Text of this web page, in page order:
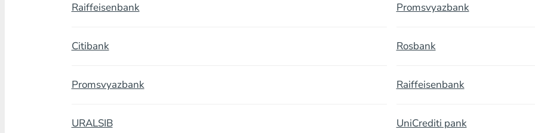
Raiffeisenbank Promsvyazbank
Citibank Rosbank
Promsvyazbank Raiffeisenbank
URALSIB UniCrediti pank